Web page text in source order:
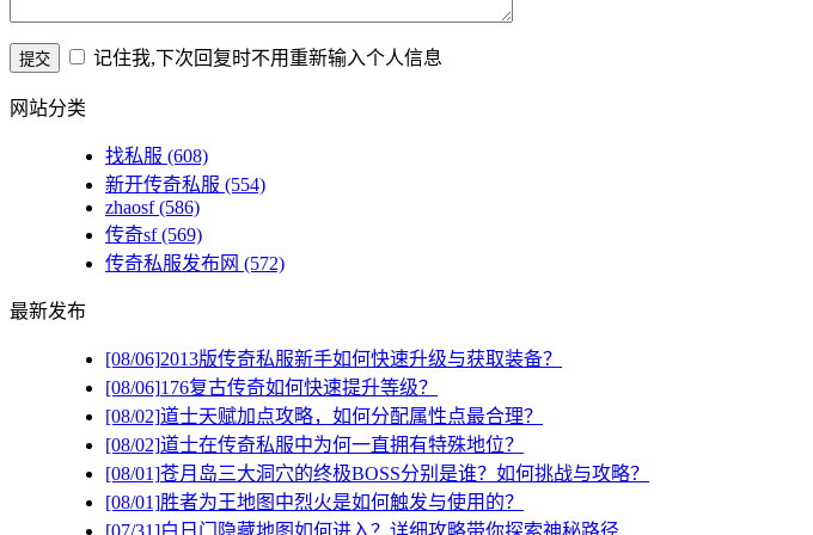
记住我,下次回复时不用重新输入个人信息
网站分类
找私服 (608)
新开传奇私服 (554)
zhaosf(586)
传奇sf(569)
传奇私服发布网 (572)
最新发布
[08/06]2013版传奇私服新手如何快速升级与获取装备？
[08/06]176复古传奇如何快速提升等级？
[08/02]道士天赋加点攻略，如何分配属性点最合理？
[08/02]道士在传奇私服中为何一直拥有特殊地位？
[08/01]苍月岛三大洞穴的终极BOSS分别是谁？如何挑战与攻略？
[08/01]胜者为王地图中烈火是如何触发与使用的？